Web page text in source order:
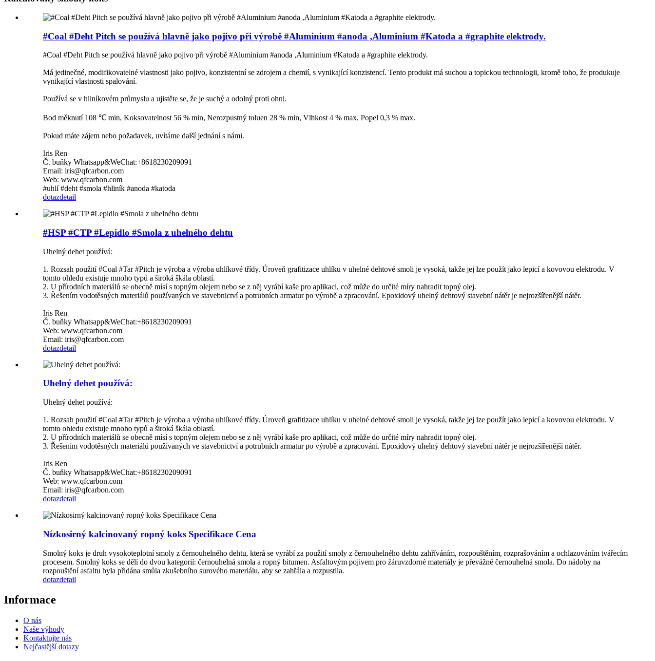
#Coal #Deht Pitch se používá hlavně jako pojivo při výrobě #Aluminium #anoda ,Aluminium #Katoda a #graphite elektrody.
#Coal #Deht Pitch se používá hlavně jako pojivo při výrobě #Aluminium #anoda ,Aluminium #Katoda a #graphite elektrody.
Má jedinečné, modifikovatelné vlastnosti jako pojivo, konzistentní se zdrojem a chemií, s vynikající konzistencí. Tento produkt má suchou a topickou technologii, kromě toho, že produkuje
vynikající vlastnosti spalování.
Používá se v hliníkovém průmyslu a ujistěte se, že je suchý a odolný proti ohni.
Bod měknutí 108 ℃ min, Koksovatelnost 56 % min, Nerozpustný toluen 28 % min, Vlhkost 4 % max, Popel 0,3 % max.
Pokud máte zájem nebo požadavek, uvítáme další jednání s námi.
Iris Ren
Č. buňky Whatsapp&WeChat:+8618230209091
Email: iris@qfcarbon.com
Web: www.qfcarbon.com
#uhlí #deht #smola #hliník #anoda #katoda
dotazdetail
#HSP #CTP #Lepidlo #Smola z uhelného dehtu
Uhelný dehet používá:
1. Rozsah použití #Coal #Tar #Pitch je výroba a výroba uhlíkové třídy. Úroveň grafitizace uhlíku v uhelné dehtové smoli je vysoká, takže jej lze použít jako lepicí a kovovou elektrodu. V
tomto ohledu existuje mnoho typů a široká škála oblastí.
2. U přírodních materiálů se obecně mísí s topným olejem nebo se z něj vyrábí kaše pro aplikaci, což může do určité míry nahradit topný olej.
3. Řešením vodotěsných materiálů používaných ve stavebnictví a potrubních armatur po výrobě a zpracování. Epoxidový uhelný dehtový stavební nátěr je nejrozšířenější nátěr.
Iris Ren
Č. buňky Whatsapp&WeChat:+8618230209091
Web: www.qfcarbon.com
Email: iris@qfcarbon.com
dotazdetail
Uhelný dehet používá:
Uhelný dehet používá:
1. Rozsah použití #Coal #Tar #Pitch je výroba a výroba uhlíkové třídy. Úroveň grafitizace uhlíku v uhelné dehtové smoli je vysoká, takže jej lze použít jako lepicí a kovovou elektrodu. V
tomto ohledu existuje mnoho typů a široká škála oblastí.
2. U přírodních materiálů se obecně mísí s topným olejem nebo se z něj vyrábí kaše pro aplikaci, což může do určité míry nahradit topný olej.
3. Řešením vodotěsných materiálů používaných ve stavebnictví a potrubních armatur po výrobě a zpracování. Epoxidový uhelný dehtový stavební nátěr je nejrozšířenější nátěr.
Iris Ren
Č. buňky Whatsapp&WeChat:+8618230209091
Web: www.qfcarbon.com
Email: iris@qfcarbon.com
dotazdetail
Nízkosirný kalcinovaný ropný koks Specifikace Cena
Smolný koks je druh vysokoteplotní smoly z černouhelného dehtu, která se vyrábí za použití smoly z černouhelného dehtu zahříváním, rozpouštěním, rozprašováním a ochlazováním tvářecím
procesem. Smolný koks se dělí do dvou kategorií: černouhelná smola a ropný bitumen. Asfaltovým pojivem pro žáruvzdorné materiály je převážně černouhelná smola. Do nádoby na
rozpouštění asfaltu byla přidána smůla zkušebního surového materiálu, aby se zahřála a rozpustila.
dotazdetail
Informace
O nás
Naše výhody
Kontaktujte nás
Nejčastější dotazy